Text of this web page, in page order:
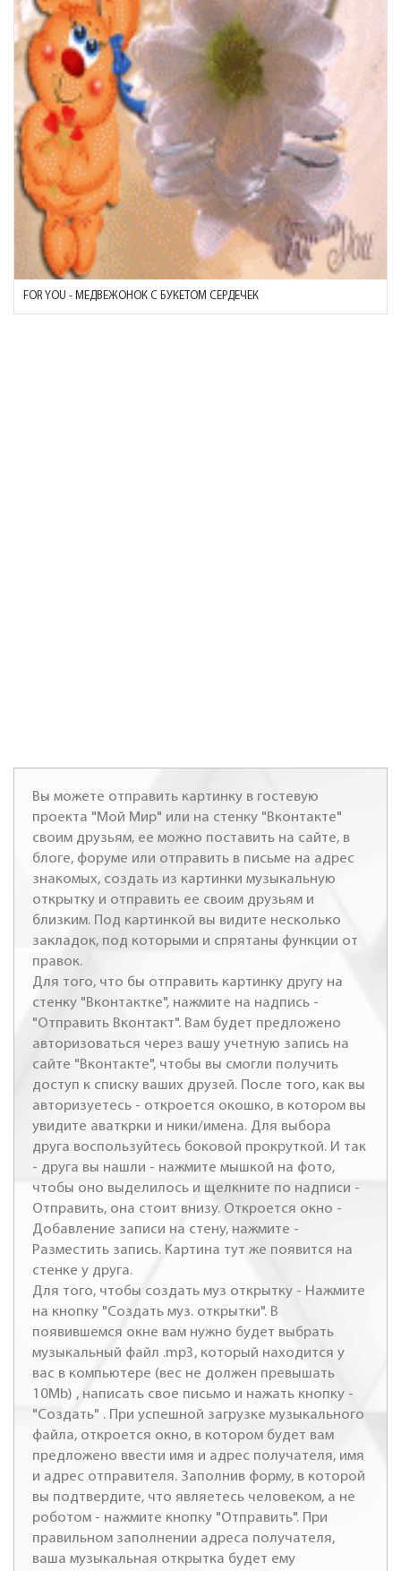
FOR YOU - МЕДВЕЖОНОК С БУКЕТОМ СЕРДЕЧЕК
Вы можете отправить картинку в гостевую
проекта "Мой Мир" или на стенку "Вконтакте"
своим друзьям, ее можно поставить на сайте, в
блоге, форуме или отправить в письме на адрес
знакомых, создать из картинки музыкальную
открытку и отправить ее своим друзьям и
близким. Под картинкой вы видите несколько
закладок, под которыми и спрятаны функции от
правок.
Для того, что бы отправить картинку другу на
стенку "Вконтактке", нажмите на надпись -
"Отправить Вконтакт". Вам будет предложено
авторизоваться через вашу учетную запись на
сайте "Вконтакте", чтобы вы смогли получить
доступ к списку ваших друзей. После того, как вы
авторизуетесь - откроется окошко, в котором вы
увидите аваткрки и ники/имена. Для выбора
друга воспользуйтесь боковой прокруткой. И так
- друга вы нашли - нажмите мышкой на фото,
чтобы оно выделилось и щелкните по надписи -
Отправить, она стоит внизу. Откроется окно -
Добавление записи на стену, нажмите -
Разместить запись. Картина тут же появится на
стенке у друга.
Для того, чтобы создать муз открытку - Нажмите
на кнопку "Создать муз. открытки". В
появившемся окне вам нужно будет выбрать
музыкальный файл .mp3, который находится у
вас в компьютере (вес не должен превышать
10Mb) , написать свое письмо и нажать кнопку -
"Создать" . При успешной загрузке музыкального
файла, откроется окно, в котором будет вам
предложено ввести имя и адрес получателя, имя
и адрес отправителя. Заполнив форму, в которой
вы подтвердите, что являетесь человеком, а не
роботом - нажмите кнопку "Отправить". При
правильном заполнении адреса получателя,
ваша музыкальная открытка будет ему